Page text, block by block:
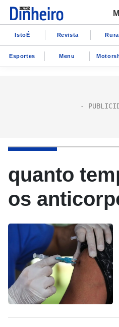
IstoÉ Revista
Esportes Menu
quanto
os